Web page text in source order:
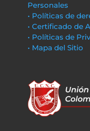
Personales
• Políticas de
• Certificado de
• Políticas de
• Mapa del Sitio